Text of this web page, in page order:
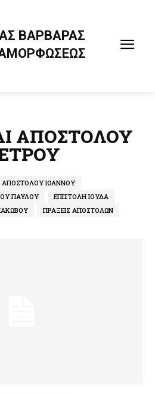
ΒΑΡΒΑΡΑΣ
ΑΠΟΣΤΟΛΟΥ
ΑΠΟΣΤΟΛΟΥ ΙΩΑΝΝΟΥ
ΠΑΥΛΟΥ
ΕΠΙΣΤΟΛΗ ΙΟΥΔΑ
ΠΡΑΞΕΙΣ ΑΠΟΣΤΟΛΩΝ